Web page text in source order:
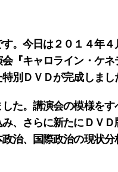
。今日は２０１４年４
会『キャロライン・ケ
別ＤＶＤが完成しまし
した。講演会の模様を
、さらに新たにＤＶ
治、国際政治の現状